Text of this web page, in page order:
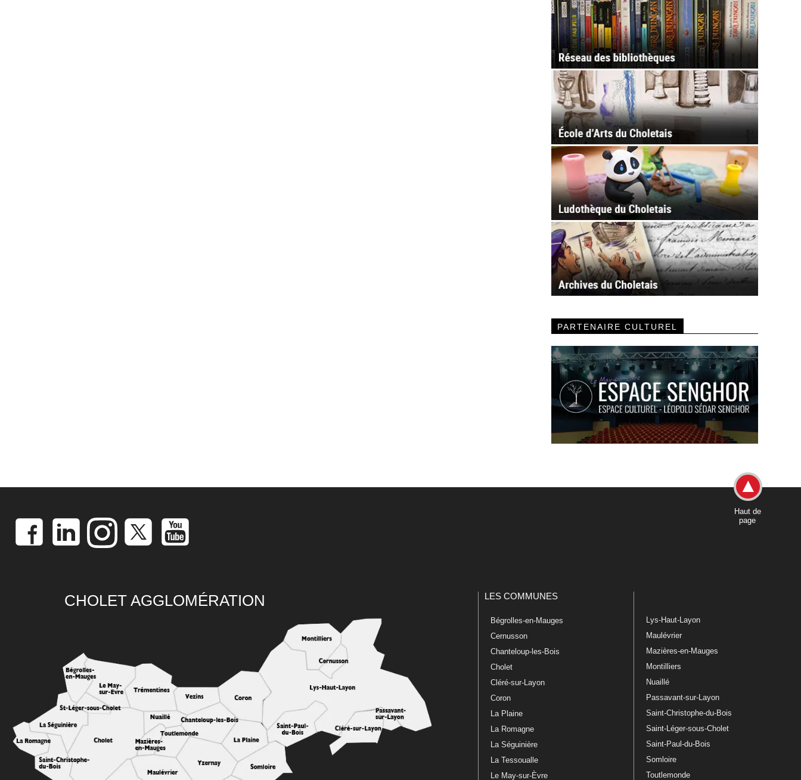
PARTENAIRE CULTUREL
Haut de
page
CHOLET AGGLOMÉRATION LES COMMUNES
Bégrolles-en-Mauges
Cernusson
Chanteloup-les-Bois
Cholet
Cléré-sur-Layon
Coron
La Plaine
La Romagne
La Séguinière
La Tessoualle
Le May-sur-Èvre
Lys-Haut-Layon
Maulévrier
Mazières-en-Mauges
Montilliers
Nuaillé
Passavant-sur-Layon
Saint-Christophe-du-Bois
Saint-Léger-sous-Cholet
Saint-Paul-du-Bois
Somloire
Toutlemonde